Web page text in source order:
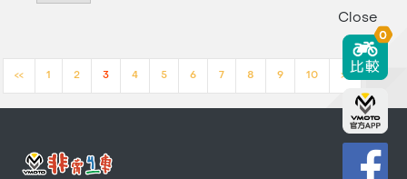
<< 1 2 3 4 5 6 7 8 9 10 >>
Close
0